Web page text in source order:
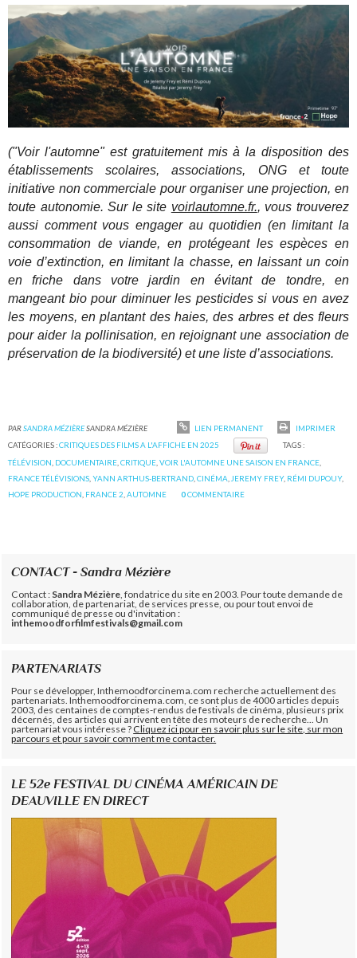
("Voir l'automne" est gratuitement mis à la disposition des
établissements scolaires, associations, ONG et toute
initiative non commerciale pour organiser une projection, en
toute autonomie. Sur le site voirlautomne.fr., vous trouverez
aussi comment vous engager au quotidien (en limitant la
consommation de viande, en protégeant les espèces en
voie d’extinction, en limitant la chasse, en laissant un coin
en friche dans votre jardin en évitant de tondre, en
mangeant bio pour diminuer les pesticides si vous en avez
les moyens, en plantant des haies, des arbres et des fleurs
pour aider la pollinisation, en rejoignant une association de
préservation de la biodiversité) et une liste d’associations.
PARSANDRA MÉZIÈRESANDRA MÉZIÈRE LIEN PERMANENT
IMPRIMER
CATÉGORIES :CRITIQUES DES FILMS A L'AFFICHE EN 2025
TAGS :
TÉLÉVISION DOCUMENTAIRE ,CRITIQUE ,VOIR L'AUTOMNE UNE SAISON EN FRANCE
FRANCE TÉLÉVISIONS ,YANN ARTHUS-BERTRAND ,CINÉMA JEREMY FREY, RÉMI DUPOUY,
HOPE PRODUCTION FRANCE 2 ,AUTOMNE 0COMMENTAIRE
CONTACT - Sandra Mézière
Contact : Sandra Mézière , fondatrice du site en 2003. Pour toute demande de
collaboration, de partenariat, de services presse, ou pour tout envoi de
communiqué de presse ou d'invitation :
inthemoodforfilmfestivals@gmail.com
PARTENARIATS
Pour se développer, Inthemoodforcinema.com recherche actuellement des
partenariats. Inthemoodforcinema.com, ce sont plus de 4000 articles depuis
2003, des centaines de comptes-rendus de festivals de cinéma, plusieurs prix
décernés, des articles qui arrivent en tête des moteurs de recherche... Un
partenariat vous intéresse ?Cliquez ici pour en savoir plus sur le site, sur mon
parcours et pour savoir comment me contacter.
LE 52e FESTIVAL DU CINÉMA AMÉRICAIN DE
DEAUVILLE EN DIRECT